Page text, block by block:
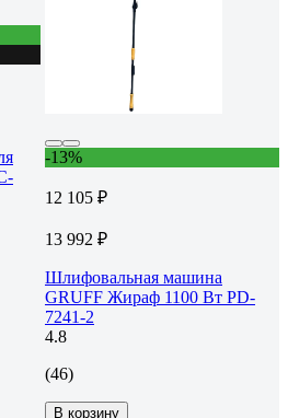
-13%
12 105 ₽
13 992 ₽
Шлифовальная машина
GRUFF Жираф 1100 Вт PD-
7241-2
4.8
(46)
В корзину